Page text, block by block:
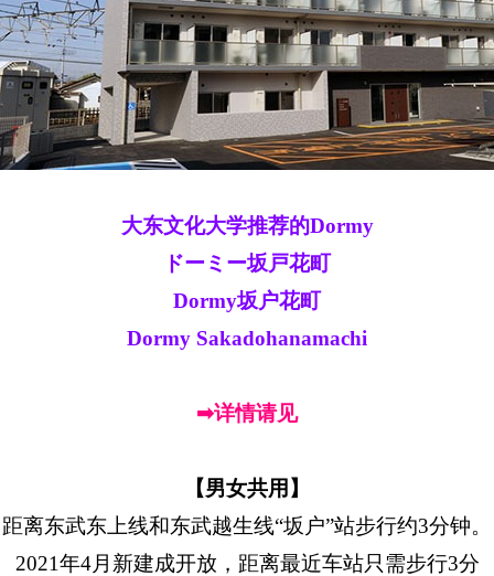
大东文化大学推荐的Dormy
ドーミー坂戸花町
Dormy坂户花町
Dormy Sakadohanamachi
➡详情请见
【男女共用】
距离东武东上线和东武越生线“坂户”站步行约3分钟。
2021年4月新建成开放，距离最近车站只需步行3分